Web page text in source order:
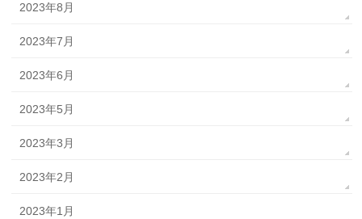
2023年8月
2023年7月
2023年6月
2023年5月
2023年3月
2023年2月
2023年1月